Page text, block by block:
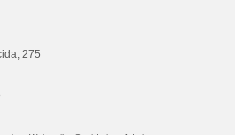
275